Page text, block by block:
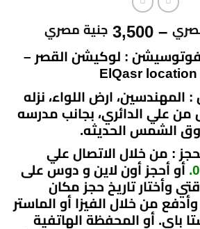
–
3,500 جنية مصرينطاق
من
خلال
: لوكيشن القصر –
ElQasr location
: المهندسين، ارض اللواء، نزله
من علي الدائري، بجانب مدرسه
الشمس الحديثه.
: من خلال الاتصال علي
أو أحجز أون لاين و دوس على
وأختار تاريخ حجز مكان
من خلال الفيزا أو الماستر
باي. أو المحفظة الهاتفية